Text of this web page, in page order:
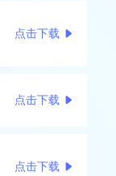
点击下载
点击下载
点击下载